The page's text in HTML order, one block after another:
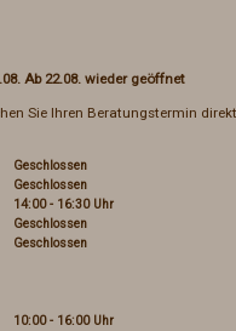
Ab 22.08. wieder geöffnet
Sie Ihren Beratungstermin
Geschlossen
Geschlossen
14:00 - 16:30 Uhr
Geschlossen
Geschlossen
10:00 - 16:00 Uhr